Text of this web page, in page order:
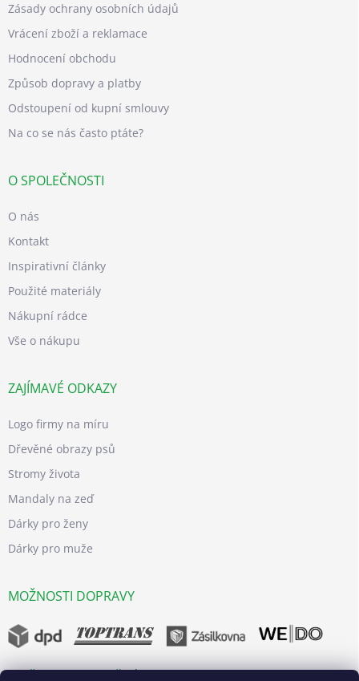
Zásady ochrany osobních údajů
Vrácení zboží a reklamace
Hodnocení obchodu
Způsob dopravy a platby
Odstoupení od kupní smlouvy
Na co se nás často ptáte?
O SPOLEČNOSTI
O nás
Kontakt
Inspirativní články
Použité materiály
Nákupní rádce
Vše o nákupu
ZAJÍMAVÉ ODKAZY
Logo firmy na míru
Dřevěné obrazy psů
Stromy života
Mandaly na zeď
Dárky pro ženy
Dárky pro muže
MOŽNOSTI DOPRAVY